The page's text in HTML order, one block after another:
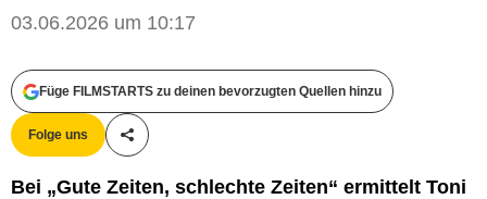
03.06.2026 um 10:17
Füge FILMSTARTS zu deinen bevorzugten Quellen hinzu
Folge uns
Teile diesen Artikel
Bei „Gute Zeiten, schlechte Zeiten“ ermittelt Toni